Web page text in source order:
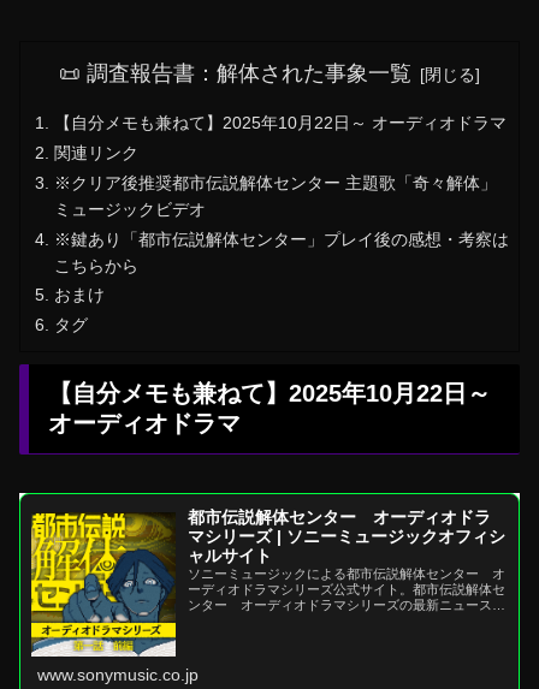
📜 調査報告書：解体された事象一覧
【自分メモも兼ねて】2025年10月22日～ オーディオドラマ
関連リンク
※クリア後推奨都市伝説解体センター 主題歌「奇々解体」
ミュージックビデオ
※鍵あり「都市伝説解体センター」プレイ後の感想・考察は
こちらから
おまけ
タグ
【自分メモも兼ねて】2025年10月22日～
オーディオドラマ
都市伝説解体センター オーディオドラ
マシリーズ | ソニーミュージックオフィシ
ャルサイト
ソニーミュージックによる都市伝説解体センター オ
ーディオドラマシリーズ公式サイト。都市伝説解体セ
ンター オーディオドラマシリーズの最新ニュースや
www.sonymusic.co.jp